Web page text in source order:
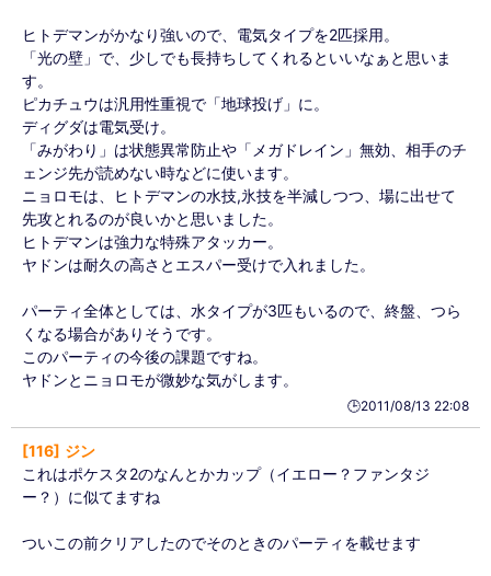
ヒトデマンがかなり強いので、電気タイプを2匹採用。
「光の壁」で、少しでも長持ちしてくれるといいなぁと思いま
す。
ピカチュウは汎用性重視で「地球投げ」に。
ディグダは電気受け。
「みがわり」は状態異常防止や「メガドレイン」無効、相手のチ
ェンジ先が読めない時などに使います。
ニョロモは、ヒトデマンの水技,氷技を半減しつつ、場に出せて
先攻とれるのが良いかと思いました。
ヒトデマンは強力な特殊アタッカー。
ヤドンは耐久の高さとエスパー受けで入れました。
パーティ全体としては、水タイプが3匹もいるので、終盤、つら
くなる場合がありそうです。
このパーティの今後の課題ですね。
ヤドンとニョロモが微妙な気がします。
🕒️2011/08/13 22:08
116
ジン
これはポケスタ2のなんとかカップ（イエロー？ファンタジ
ー？）に似てますね
ついこの前クリアしたのでそのときのパーティを載せます